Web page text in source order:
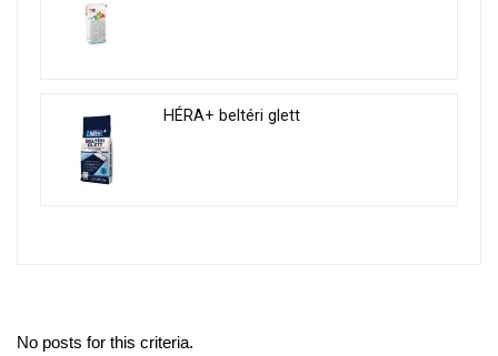
HÉRA+ beltéri glett
No posts for this criteria.